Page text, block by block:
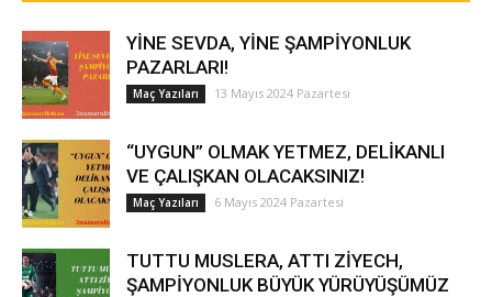
YİNE SEVDA, YİNE ŞAMPİYONLUK
PAZARLARI!
Maç Yazıları 13 Mayıs 2024 Pazartesi
“UYGUN” OLMAK YETMEZ, DELİKANLI
VE ÇALIŞKAN OLACAKSINIZ!
Maç Yazıları 6 Mayıs 2024 Pazartesi
TUTTU MUSLERA, ATTI ZİYECH,
ŞAMPİYONLUK BÜYÜK YÜRÜYÜŞÜMÜZ